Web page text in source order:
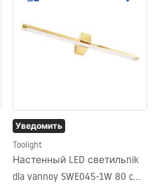
Уведомить
Toolight
Настенный LED светильnik
dla vannoy SWE045-1W 80 cm